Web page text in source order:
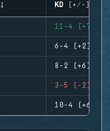
KD (+/-)
11-4 (+7)
6-4 (+2)
8-2 (+6)
3-5 (-2)
10-4 (+6)